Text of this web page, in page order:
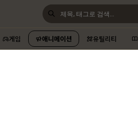
게임 애니메이션 유틸리티